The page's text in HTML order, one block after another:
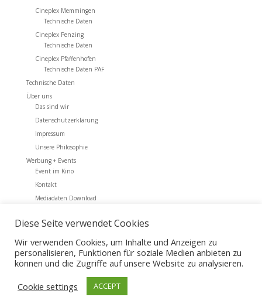
Cineplex Memmingen
Technische Daten
Cineplex Penzing
Technische Daten
Cineplex Pfaffenhofen
Technische Daten PAF
Technische Daten
Über uns
Das sind wir
Datenschutzerklärung
Impressum
Unsere Philosophie
Werbung + Events
Event im Kino
Kontakt
Mediadaten Download
Archiv
Diese Seite verwendet Cookies
Wir verwenden Cookies, um Inhalte und Anzeigen zu
personalisieren, Funktionen für soziale Medien anbieten zu
können und die Zugriffe auf unsere Website zu analysieren.
Cookie settings
ACCEPT